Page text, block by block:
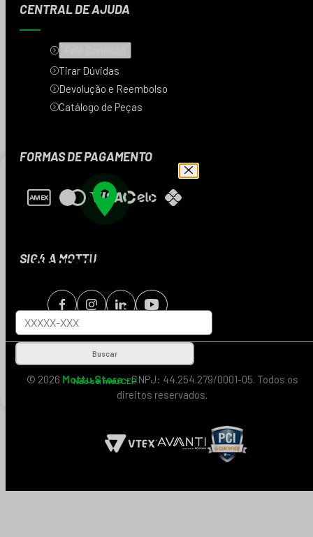
CENTRAL DE AJUDA
Tirar Dúvidas
Devolução e Reembolso
Catálogo de Peças
FORMAS DE PAGAMENTO
SIGA A MOTTU
© 2026 Mottu Store- CNPJ: 44.254.279/0001-05. Todos os
direitos reservados.
os produtos da sua
Buscar
Não sei meu CEP